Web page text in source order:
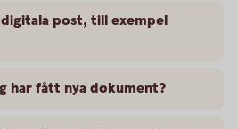
digitala post, till exempel
har fått nya dokument?